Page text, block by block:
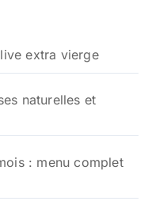
extra vierge
naturelles et
: menu complet